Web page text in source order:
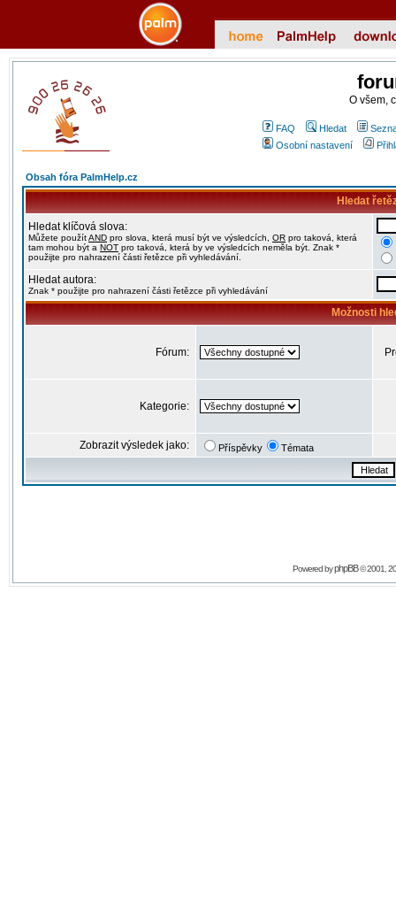
O všem,
FAQ Hledat
Osobní nastavení
Obsah fóra PalmHelp.cz
Hledat
Hledat klíčová slova:
Můžete použítAND pro slova, která musí být ve výsledcích, OR pro taková, která
tam mohou být a NOT pro taková, která by ve výsledcích neměla být. Znak *
použijte pro nahrazení části řetězce při vyhledávání.
Hledat autora:
Znak * použijte pro nahrazení části řetězce při vyhledávání
Možnosti
Fórum:
Kategorie:
Zobrazit výsledek jako: Příspěvky Témata
Powered byphpBB© 2001,